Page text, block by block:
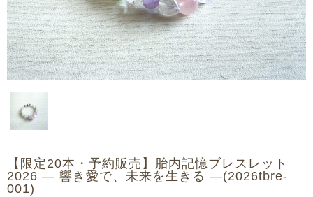
【限定20本・予約販売】胎内記憶ブレスレット
2026 ― 響き愛で、未来を生きる ―(2026tbre-
001)